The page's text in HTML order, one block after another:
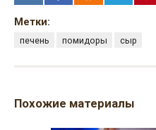
Метки:
печень помидоры сыр
Похожие материалы